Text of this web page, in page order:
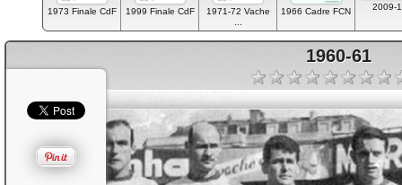
1973 Finale CdF 1999 Finale CdF
1971-72 Vache
1966 Cadre FCN 2009-
1960-61